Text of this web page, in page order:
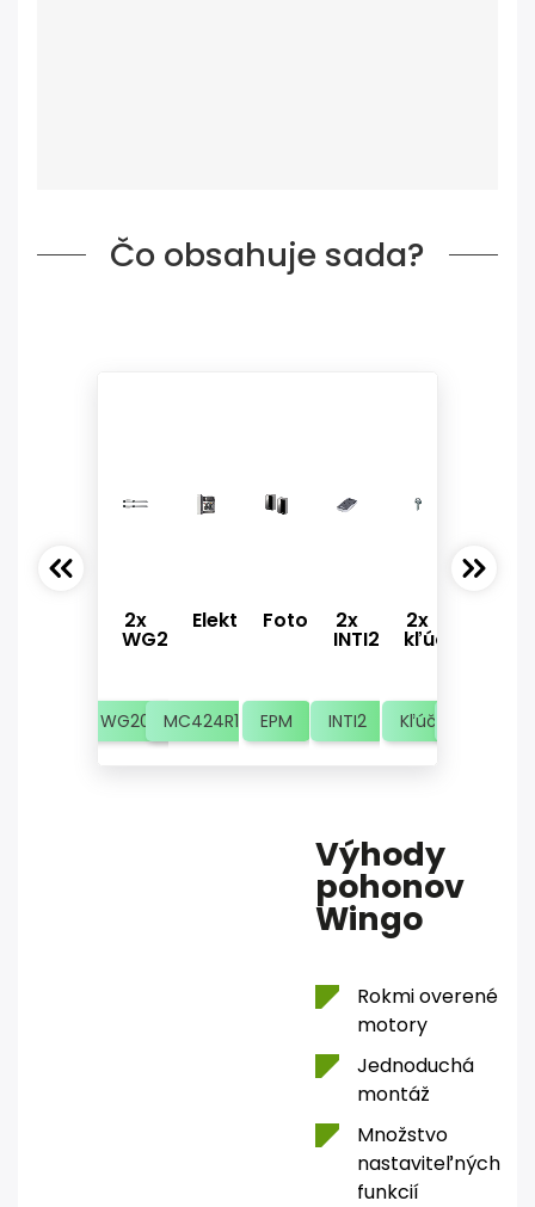
Čo obsahuje sada?
2x
WG2024
WG2024
Elektronika
MC424R10
Fotobunky
EPM
2x
INTI2
INTI2
2x
kľúč
Kľúč
Výhody
pohonov
Wingo
Rokmi overené
motory
Jednoduchá
montáž
Množstvo
nastaviteľných
funkcií